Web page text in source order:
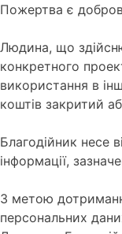
Пожертва є
Людина, що
конкретного
використання в
коштів закритий
Благодійник несе
інформації,
З метою
персональних